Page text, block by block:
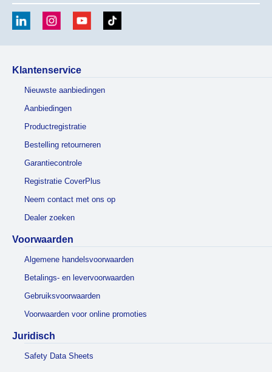
Klantenservice
Nieuwste aanbiedingen
Aanbiedingen
Productregistratie
Bestelling retourneren
Garantiecontrole
Registratie CoverPlus
Neem contact met ons op
Dealer zoeken
Voorwaarden
Algemene handelsvoorwaarden
Betalings- en levervoorwaarden
Gebruiksvoorwaarden
Voorwaarden voor online promoties
Juridisch
Safety Data Sheets